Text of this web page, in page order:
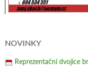
NOVINKY
Reprezentační dvojice